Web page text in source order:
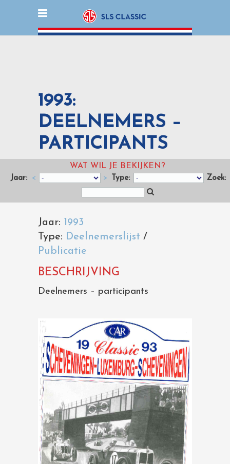
1993:
DEELNEMERS –
PARTICIPANTS
WAT WIL JE BEKIJKEN?
Jaar: < > Type: Zoek:
Jaar: 1993
Type: Deelnemerslijst /
Publicatie
BESCHRIJVING
Deelnemers – participants